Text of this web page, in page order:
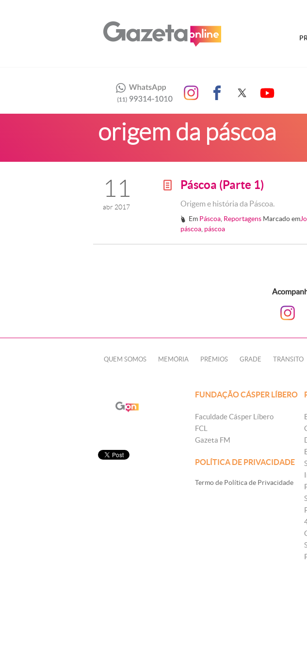
origem da páscoa
11
abr 2017
g Páscoa (Parte 1)
Origem e história da Páscoa.
# Em Páscoa Reportagens Marcado em
páscoa páscoa
QUEM SOMOS MEMÓRIA PRÊMIOS GRADE TRÂNSITO
FUNDAÇÃO CÁSPER LÍBERO
Faculdade Cásper Líbero
FCL
Gazeta FM
POLÍTICA DE PRIVACIDADE
Termo de Política de Privacidade